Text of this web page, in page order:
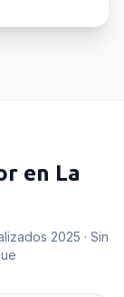
en La
2025 · Sin